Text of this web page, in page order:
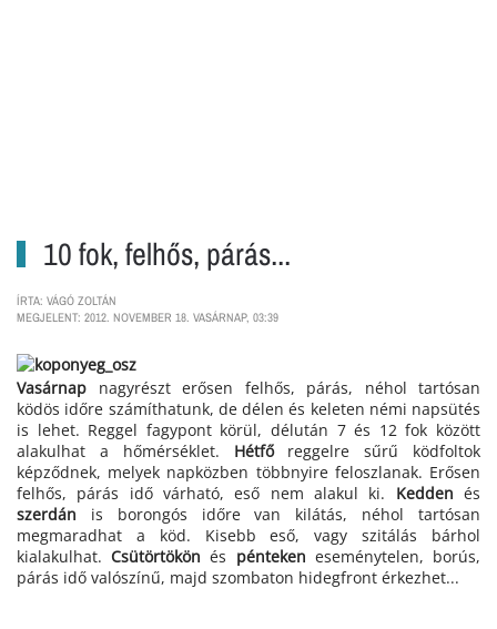
10 fok, felhős, párás...
ÍRTA: VÁGÓ ZOLTÁN
MEGJELENT: 2012. NOVEMBER 18. VASÁRNAP, 03:39
Vasárnap nagyrészt erősen felhős, párás, néhol tartósan
ködös időre számíthatunk, de délen és keleten némi napsütés
is lehet. Reggel fagypont körül, délután 7 és 12 fok között
alakulhat a hőmérséklet. Hétfő reggelre sűrű ködfoltok
képződnek, melyek napközben többnyire feloszlanak. Erősen
felhős, párás idő várható, eső nem alakul ki. Keddenés
szerdán is borongós időre van kilátás, néhol tartósan
megmaradhat a köd. Kisebb eső, vagy szitálás bárhol
kialakulhat.Csütörtökönés pénteken eseménytelen, borús,
párás idő valószínű, majd szombaton hidegfront érkezhet...